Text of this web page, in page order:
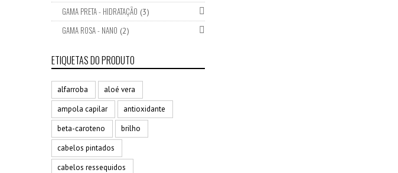
GAMA PRETA - HIDRATAÇÃO (3)
GAMA ROSA - NANO (2)
ETIQUETAS DO PRODUTO
alfarroba
aloé vera
ampola capilar
antioxidante
beta-caroteno
brilho
cabelos pintados
cabelos ressequidos